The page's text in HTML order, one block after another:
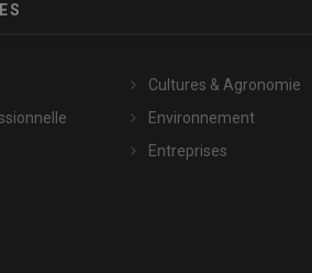
Cultures & Agronomie
Environnement
Entreprises